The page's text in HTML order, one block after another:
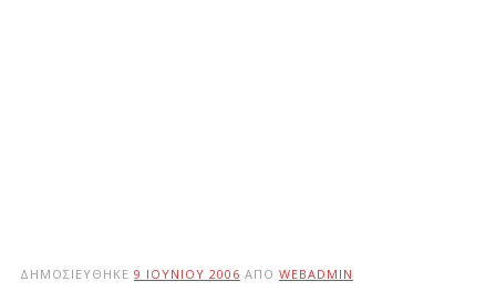
ΔΗΜΟΣΙΕΎΘΗΚΕ 9 ΙΟΥΝΊΟΥ 2006 ΑΠΌ WEBADMIN